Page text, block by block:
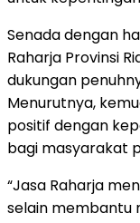
Senada dengan
Raharja Provinsi
dukungan
Menurutnya,
positif dengan
bagi masyarakat
“Jasa Raharja
selain membantu